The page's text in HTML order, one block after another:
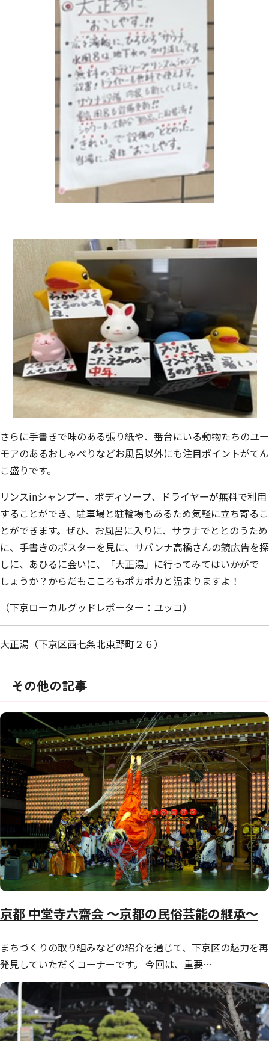
さらに手書きで味のある張り紙や、番台にいる動物たちのユー
モアのあるおしゃべりなどお風呂以外にも注目ポイントがてん
こ盛りです。
リンスinシャンプー、ボディソープ、ドライヤーが無料で利用
することができ、駐車場と駐輪場もあるため気軽に立ち寄るこ
とができます。ぜひ、お風呂に入りに、サウナでととのうため
に、手書きのポスターを見に、サバンナ高橋さんの鏡広告を探
しに、あひるに会いに、「大正湯」に行ってみてはいかがで
しょうか？からだもこころもポカポカと温まりますよ！
（下京ローカルグッドレポーター：ユッコ）
大正湯（下京区西七条北東野町２６）
その他の記事
京都 中堂寺六齋会 ～京都の民俗芸能の継承～
まちづくりの取り組みなどの紹介を通じて、下京区の魅力を再
発見していただくコーナーです。 今回は、重要…